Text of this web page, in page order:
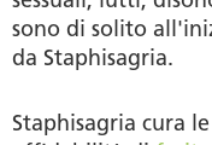
sono di solito
da Staphisagria.
Staphisagria cura